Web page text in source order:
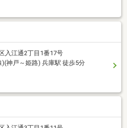
入江通2丁目1番17号
神戸～姫路) 兵庫駅 徒歩5分